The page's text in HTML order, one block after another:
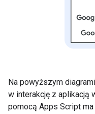
Na powyższym
w interakcję z aplikacją
pomocą Apps Script